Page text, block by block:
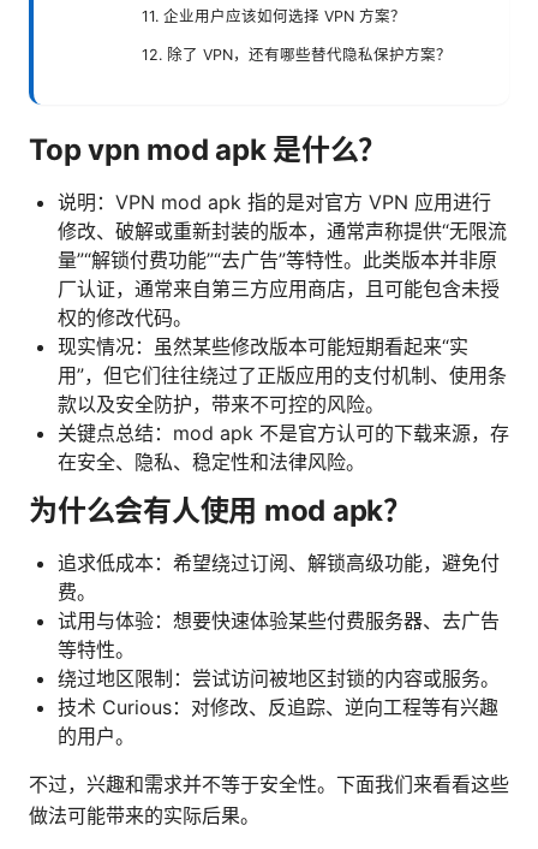
11. 企业用户应该如何选择 VPN 方案？
12. 除了 VPN，还有哪些替代隐私保护方案？
Top vpn mod apk 是什么？
说明：VPN mod apk 指的是对官方 VPN 应用进行
修改、破解或重新封装的版本，通常声称提供“无限流
量”“解锁付费功能”“去广告”等特性。此类版本并非原
厂认证，通常来自第三方应用商店，且可能包含未授
权的修改代码。
现实情况：虽然某些修改版本可能短期看起来“实
用”，但它们往往绕过了正版应用的支付机制、使用条
款以及安全防护，带来不可控的风险。
关键点总结：mod apk 不是官方认可的下载来源，存
在安全、隐私、稳定性和法律风险。
为什么会有人使用 mod apk？
追求低成本：希望绕过订阅、解锁高级功能，避免付
费。
试用与体验：想要快速体验某些付费服务器、去广告
等特性。
绕过地区限制：尝试访问被地区封锁的内容或服务。
技术 Curious：对修改、反追踪、逆向工程等有兴趣
的用户。
不过，兴趣和需求并不等于安全性。下面我们来看看这些
做法可能带来的实际后果。